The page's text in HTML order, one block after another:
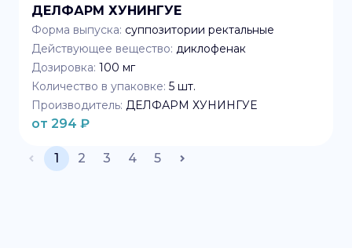
ДЕЛФАРМ ХУНИНГУЕ
Форма выпуска: суппозитории ректальные
Действующее вещество: диклофенак
Дозировка: 100 мг
Количество в упаковке: 5 шт.
Производитель: ДЕЛФАРМ ХУНИНГУЕ
от 294 ₽
1 2 3 4 5